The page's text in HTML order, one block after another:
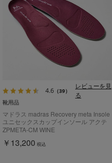
4.6 （39）
レビューを見
る
靴用品
マドラス madras Recovery meta Insole
ユニセックスカップインソール アクテ
ィブタイプ【返品不可商品】
ZPMETA-CM WINE
￥13,200 税込